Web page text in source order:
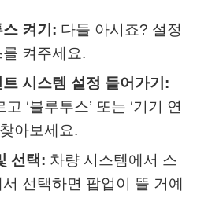
켜기: 다들 아시죠? 설정
켜주세요.
시스템 설정 들어가기:
‘블루투스’ 또는 ‘기기 연
아보세요.
선택: 차량 시스템에서 스
선택하면 팝업이 뜰 거예